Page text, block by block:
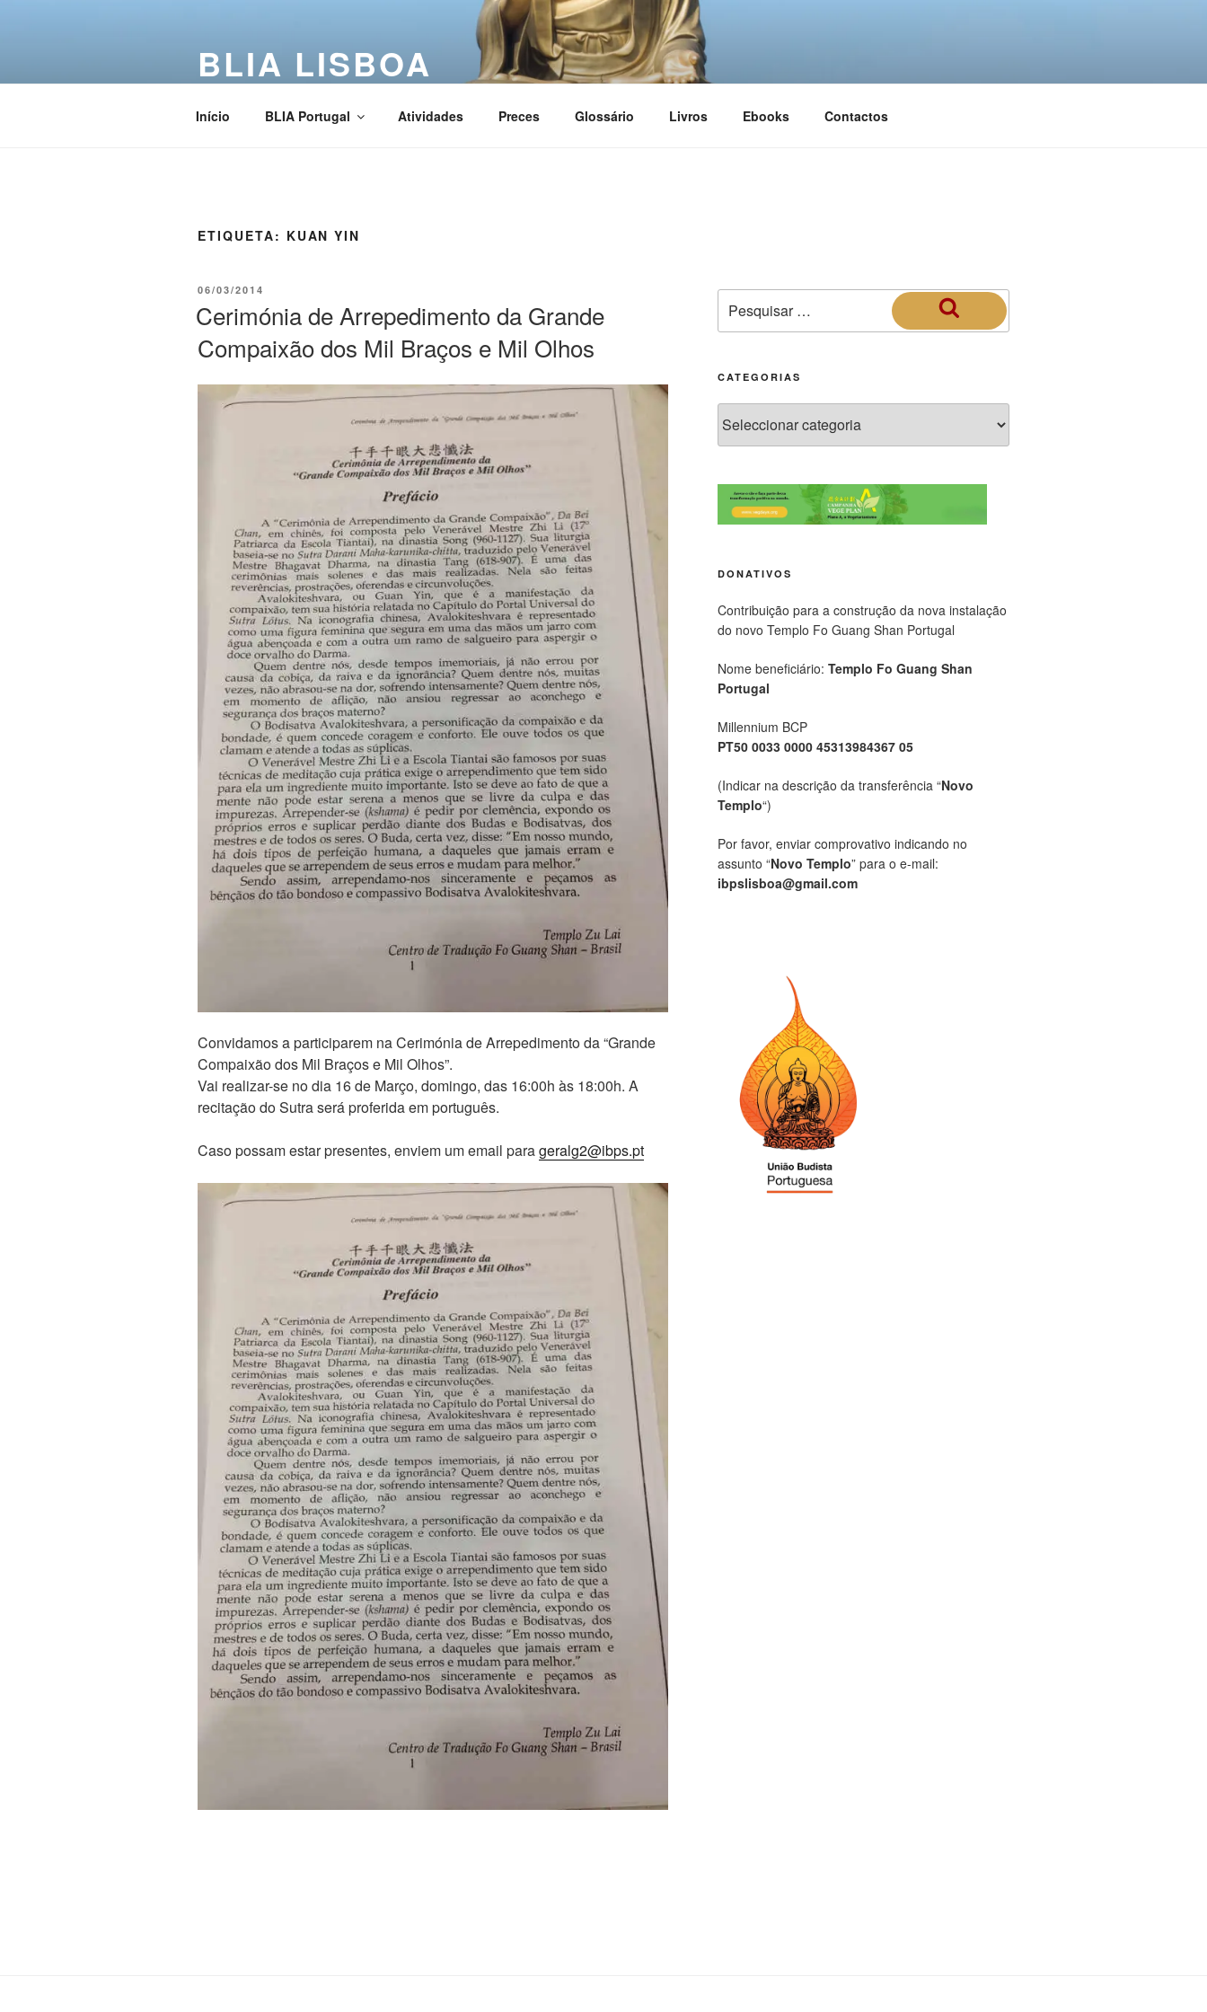
BLIA LISBOA
Início BLIA Portugal Atividades Preces Glossário Livros Ebooks Contactos
ETIQUETA: KUAN YIN
06/03/2014
Cerimónia de Arrepedimento da Grande
Compaixão dos Mil Braços e Mil Olhos
Convidamos a participarem na Cerimónia de Arrepedimento da “Grande
Compaixão dos Mil Braços e Mil Olhos”.
Vai realizar-se no dia 16 de Março, domingo, das 16:00h às 18:00h. A
recitação do Sutra será proferida em português.
Caso possam estar presentes, enviem um email parageralg2@ibps.pt
CATEGORIAS
DONATIVOS
Contribuição para a construção da nova instalação
do novo Templo Fo Guang Shan Portugal
Nome beneficiário: Templo Fo Guang Shan
Portugal
Millennium BCP
PT50 0033 0000 45313984367 05
(Indicar na descrição da transferência “Novo
Templo“)
Por favor, enviar comprovativo indicando no
assunto “Novo Templo” para o e-mail:
ibpslisboa@gmail.com